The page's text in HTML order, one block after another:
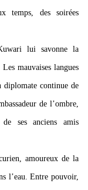
temps, des soirées
lui savonne la
mauvaises langues
diplomate continue de
de l’ombre,
de ses anciens amis
amoureux de la
l’eau. Entre pouvoir,